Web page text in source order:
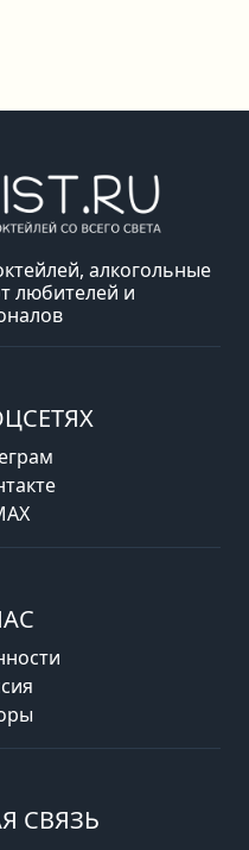
алкогольные
любителей и
СВЯЗЬ